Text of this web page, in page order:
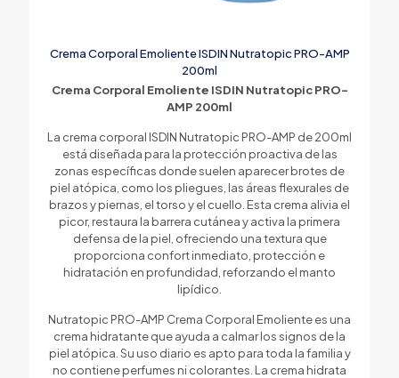
Crema Corporal Emoliente ISDIN Nutratopic PRO-AMP
200ml
Crema Corporal Emoliente ISDIN Nutratopic PRO-
AMP 200ml
La crema corporal ISDIN Nutratopic PRO-AMP de 200ml
está diseñada para la protección proactiva de las
zonas específicas donde suelen aparecer brotes de
piel atópica, como los pliegues, las áreas flexurales de
brazos y piernas, el torso y el cuello. Esta crema alivia el
picor, restaura la barrera cutánea y activa la primera
defensa de la piel, ofreciendo una textura que
proporciona confort inmediato, protección e
hidratación en profundidad, reforzando el manto
lipídico.
Nutratopic PRO-AMP Crema Corporal Emoliente es una
crema hidratante que ayuda a calmar los signos de la
piel atópica. Su uso diario es apto para toda la familia y
no contiene perfumes ni colorantes. La crema hidrata